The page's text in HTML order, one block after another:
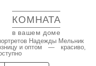
КОМНАТА
в вашем доме
Надежды Мельник
и оптом — красиво,